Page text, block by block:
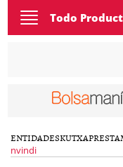
Toggle
navigation
Todo
ENTIDADESKUTXA
nvindi